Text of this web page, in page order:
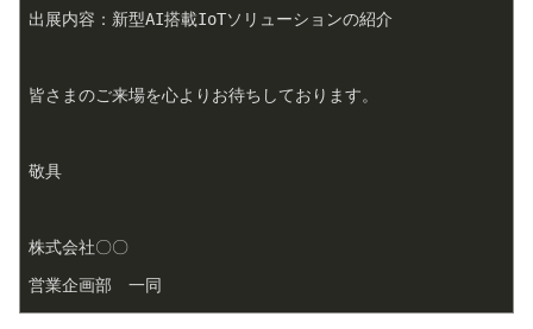
出展内容：新型AI搭載IoTソリューションの紹介
皆さまのご来場を心よりお待ちしております。
敬具
株式会社〇〇
営業企画部　一同